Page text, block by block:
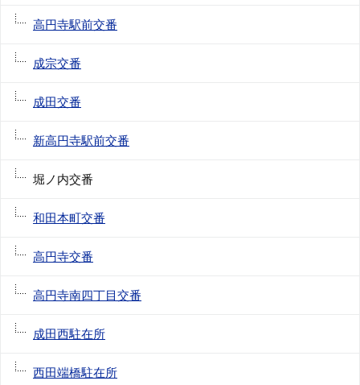
高円寺駅前交番
成宗交番
成田交番
新高円寺駅前交番
堀ノ内交番
和田本町交番
高円寺交番
高円寺南四丁目交番
成田西駐在所
西田端橋駐在所